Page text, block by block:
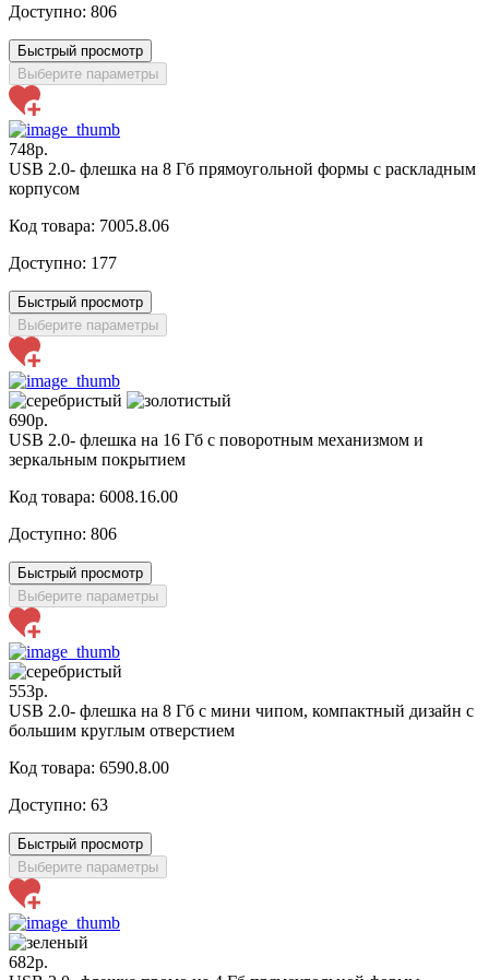
Доступно: 806
Быстрый просмотр
Выберите параметры
748р.
USB 2.0- флешка на 8 Гб прямоугольной формы с раскладным
корпусом
Код товара: 7005.8.06
Доступно: 177
Быстрый просмотр
Выберите параметры
690р.
USB 2.0- флешка на 16 Гб с поворотным механизмом и
зеркальным покрытием
Код товара: 6008.16.00
Доступно: 806
Быстрый просмотр
Выберите параметры
553р.
USB 2.0- флешка на 8 Гб с мини чипом, компактный дизайн с
большим круглым отверстием
Код товара: 6590.8.00
Доступно: 63
Быстрый просмотр
Выберите параметры
682р.